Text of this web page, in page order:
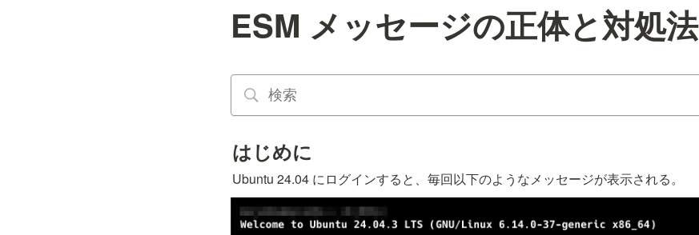
ESM メッセージの正体と対処法
はじめに
Ubuntu 24.04 にログインすると、毎回以下のようなメッセージが表示される。